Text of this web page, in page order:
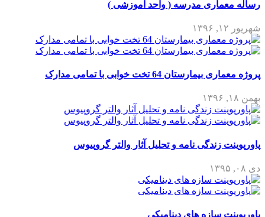
رساله معماری مدرسه ( واحد آموزشی )
شهریور ۱۲, ۱۳۹۶
پروژه معماری بیمارستان 64 تخت خوابی با تمامی مدارک
بهمن ۱۸, ۱۳۹۶
پاورپوینت زندگی نامه و تحلیل آثار والتر گروپیوس
دی ۰۸, ۱۳۹۵
پاورپوینت سازه های دینامیکی